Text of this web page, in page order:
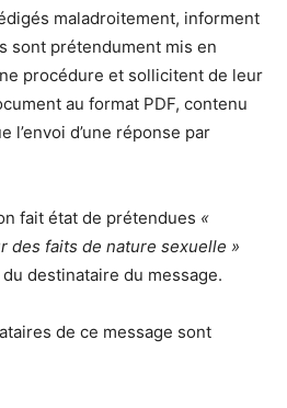
maladroitement, informent
sont prétendument mis en
procédure et sollicitent de leur
au format PDF, contenu
l’envoi d’une réponse par
fait état de prétendues «
des faits de nature sexuelle »
destinataire du message.
de ce message sont